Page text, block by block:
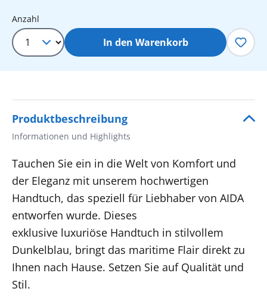
Produkt Anzahl: Gib den
Anzahl
In den Warenkorb
Produktbeschreibung
Informationen und Highlights
Tauchen Sie ein in die Welt von Komfort und
der Eleganz mit unserem hochwertigen
Handtuch, das speziell für Liebhaber von AIDA
entworfen wurde. Dieses
exklusive luxuriöse Handtuch in stilvollem
Dunkelblau, bringt das maritime Flair direkt zu
Ihnen nach Hause. Setzen Sie auf Qualität und
Stil.